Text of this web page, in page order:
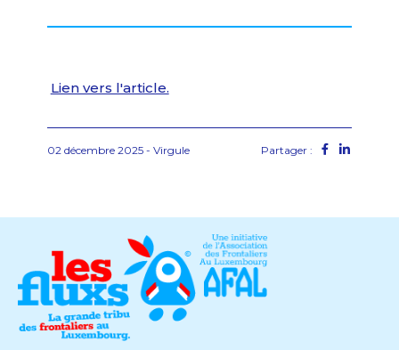
Lien vers l'article.
02 décembre 2025 - Virgule Partager :